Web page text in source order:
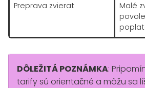
Preprava zvierat
Malé
DÔLEŽITÁ POZNÁMKA:
tarify sú orientačné a môžu sa